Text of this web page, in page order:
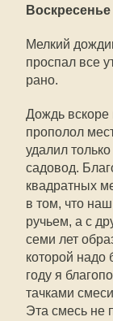
Воскресенье
Мелкий
проспал все
рано.
Дождь вскоре
прополол
удалил
садовод.
квадратных
в том, что
ручьем, а с
семи лет
которой надо
году я
тачками
Эта смесь не